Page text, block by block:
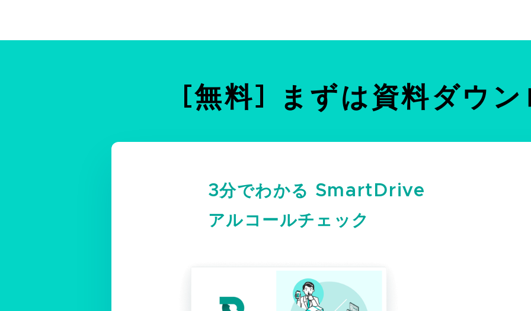
[無料] まずは資料ダウン
3分でわかる SmartDrive
アルコールチェック